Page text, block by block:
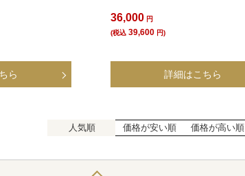
36,000 円
(税込 39,600 円)
人気順 価格が安い順 価格が高い順